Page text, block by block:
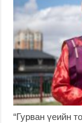
“Гурван үеийн